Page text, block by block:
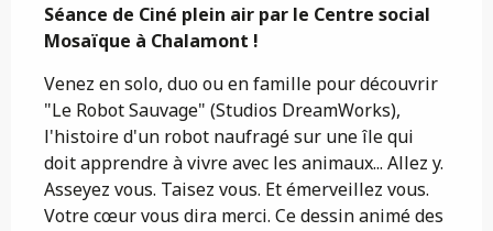
Séance de Ciné plein air par le Centre social
Mosaïque à Chalamont !
Venez en solo, duo ou en famille pour découvrir
"Le Robot Sauvage" (Studios DreamWorks),
l'histoire d'un robot naufragé sur une île qui
doit apprendre à vivre avec les animaux... Allez y.
Asseyez vous. Taisez vous. Et émerveillez vous.
Votre cœur vous dira merci. Ce dessin animé des